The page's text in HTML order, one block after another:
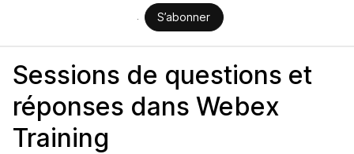
S’abonner
Sessions de questions et
réponses dans Webex
Training